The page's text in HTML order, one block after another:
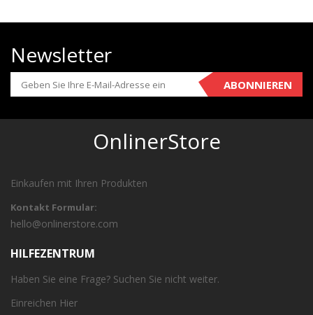
Newsletter
ABONNIEREN
OnlinerStore
Einkaufen mit Ihren Produkten
Kontakt Formular:
hello@onlinerstore.com
HILFEZENTRUM
Haben Sie eine Frage? Suchen Sie nicht weiter.
Einreichen Hier